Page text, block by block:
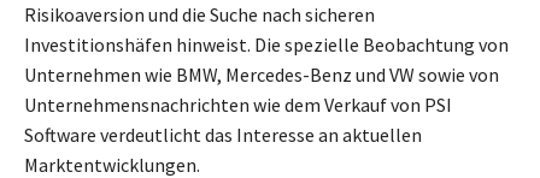
Risikoaversion und die Suche nach sicheren
Investitionshäfen hinweist. Die spezielle Beobachtung von
Unternehmen wie BMW, Mercedes-Benz und VW sowie von
Unternehmensnachrichten wie dem Verkauf von PSI
Software verdeutlicht das Interesse an aktuellen
Marktentwicklungen.